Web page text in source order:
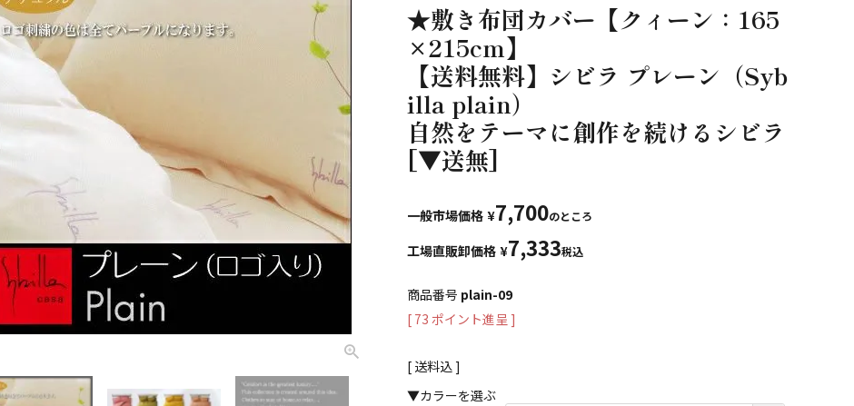
★敷き布団カバー【クィーン：165
×215cm】
【送料無料】シビラ プレーン（Syb
illa plain）
自然をテーマに創作を続けるシビラ
[▼送無]
一般市場価格 ¥7,700のところ
工場直販卸価格 ¥7,333税込
商品番号 plain-09
[ 73 ポイント進呈 ]
送料込
▼カラーを選ぶ